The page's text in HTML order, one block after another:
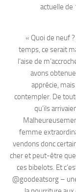
actuelle de
« Quoi de neuf
temps, ce serait
l’aise de
avons
apprécie,
contempler. De
qu’ils
femme
vendons donc
cher et peut-être que
ces bibelots. Et
@goodeatsorg –